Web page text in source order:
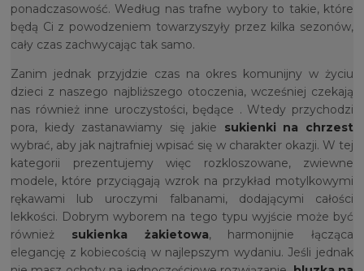
ponadczasowość. Według nas trafne wybory to takie, które
będą Ci z powodzeniem towarzyszyły przez kilka sezonów,
cały czas zachwycając tak samo.
Zanim jednak przyjdzie czas na okres komunijny w życiu
dzieci z naszego najbliższego otoczenia, wcześniej czekają
nas również inne uroczystości, będące . Wtedy przychodzi
pora, kiedy zastanawiamy się jakie sukienki na chrzest
wybrać, aby jak najtrafniej wpisać się w charakter okazji. W tej
kategorii prezentujemy więc rozkloszowane, zwiewne
modele, które przyciągają wzrok na przykład motylkowymi
rękawami lub uroczymi falbanami, dodającymi całości
lekkości. Dobrym wyborem na tego typu wyjście może być
również sukienka żakietowa, harmonijnie łącząca
elegancję z kobiecością w najlepszym wydaniu. Jeśli jednak